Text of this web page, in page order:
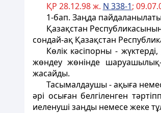
ҚР 28.12.98 ж. N 338-1;
1-бап. Заңда
Қазақстан
сондай-ақ Қазақстан
Көлiк кәсiпорны -
жөндеу жөнiнде шаруашылық-
жасайды.
Тасымалдаушы- ақыға
әрi осыған белгiленген
иеленушi заңды немесе жеке